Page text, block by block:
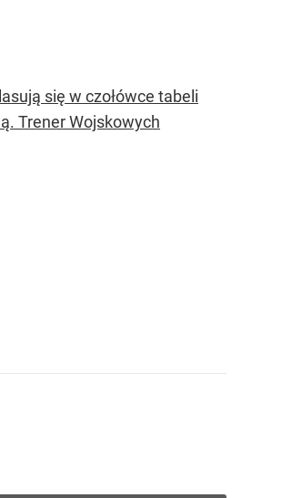
się w czołówce tabeli
Trener Wojskowych